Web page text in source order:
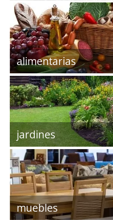
alimentarias
jardines
muebles